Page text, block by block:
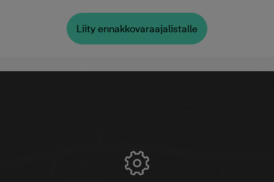
Liity ennakkovaraajalistalle